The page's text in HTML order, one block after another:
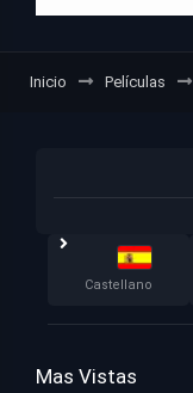
Inicio Películas
Castellano
Mas Vistas